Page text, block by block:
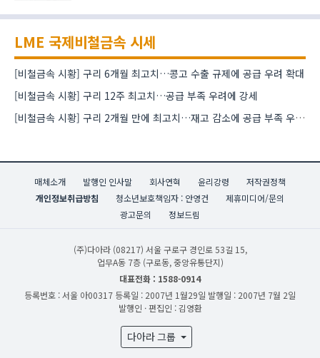
LME 국제비철금속 시세
[비철금속 시황] 구리 6개월 최고치…콩고 수출 규제에 공급 우려 확대
[비철금속 시황] 구리 12주 최고치…공급 부족 우려에 강세
[비철금속 시황] 구리 2개월 만에 최고치…재고 감소에 공급 부족 우려 확대
매체소개 발행인 인사말 회사연혁 윤리강령
저작권정책
개인정보취급방침
청소년보호책임자 : 안영건
제휴미디어/문의
광고문의
정보드림
(주)다아라 (08217) 서울 구로구 경인로 53길 15,
업무A동 7층 (구로동, 중앙유통단지)
대표전화 : 1588-0914
등록번호 : 서울 아00317 등록일 : 2007년 1월29일 발행일 : 2007년 7월 2일
발행인 · 편집인 : 김영환
다아라 그룹